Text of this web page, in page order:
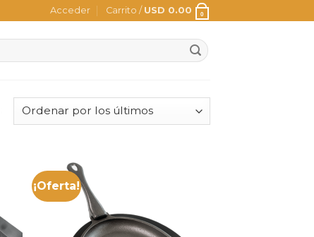
Acceder Carrito / USD 0.00 0
¡Oferta!